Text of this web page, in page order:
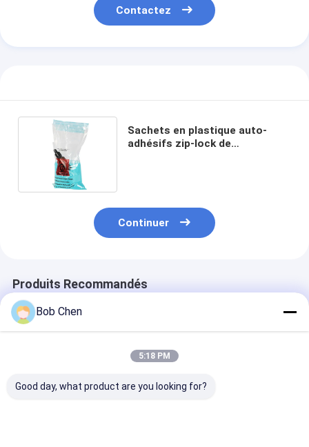
Contactez
Sachets en plastique auto-
adhésifs zip-lock de
Continuer
Produits Recommandés
Bob Chen
5:18 PM
Good day, what product are you looking for?